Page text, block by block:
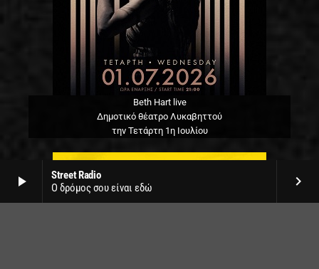
play_arrow
Street Radio
Ο δρόμος σου είναι εδώ
keyboard_arrow_right
Beth Hart live
Δημοτικό θέατρο Λυκαβηττού
την Τετάρτη 1η Ιουλίου